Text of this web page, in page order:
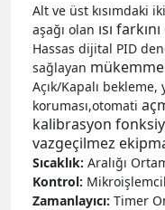
Alt ve üst kısımdaki
aşağı olan ısı
Hassas dijital PID
sağlayan
Açık/Kapalı bekleme,
koruması,otomati
kalibrasyon
vazgeçilmez
Sıcaklık: Aralığı
Kontrol:
Zamanlayıcı: Timer